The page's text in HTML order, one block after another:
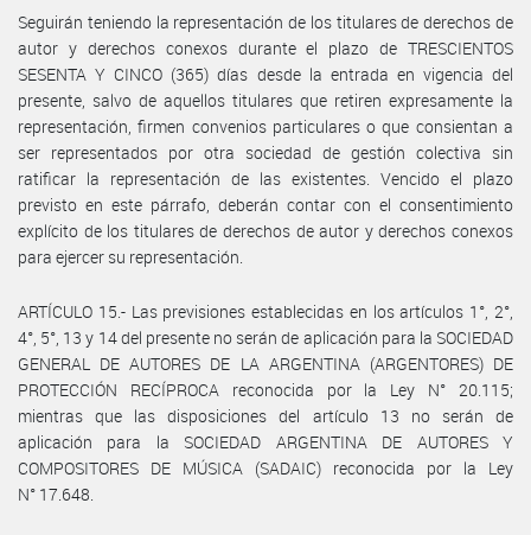
Seguirán teniendo la representación de los titulares de derechos de
autor y derechos conexos durante el plazo de TRESCIENTOS
SESENTA Y CINCO (365) días desde la entrada en vigencia del
presente, salvo de aquellos titulares que retiren expresamente la
representación, firmen convenios particulares o que consientan a
ser representados por otra sociedad de gestión colectiva sin
ratificar la representación de las existentes. Vencido el plazo
previsto en este párrafo, deberán contar con el consentimiento
explícito de los titulares de derechos de autor y derechos conexos
para ejercer su representación.
ARTÍCULO 15.- Las previsiones establecidas en los artículos 1°, 2°,
4°, 5°, 13 y 14 del presente no serán de aplicación para la SOCIEDAD
GENERAL DE AUTORES DE LA ARGENTINA (ARGENTORES) DE
PROTECCIÓN RECÍPROCA reconocida por la Ley N° 20.115;
mientras que las disposiciones del artículo 13 no serán de
aplicación para la SOCIEDAD ARGENTINA DE AUTORES Y
COMPOSITORES DE MÚSICA (SADAIC) reconocida por la Ley
N° 17.648.